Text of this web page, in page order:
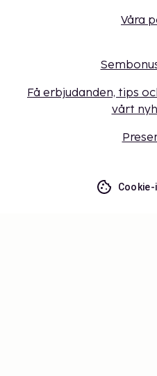
Våra
Få erbjudanden, tips
vårt